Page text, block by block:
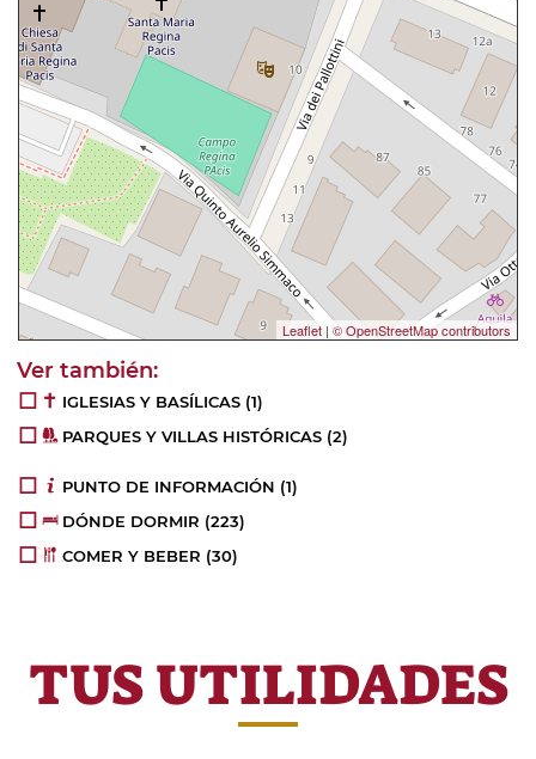
Leaflet | © OpenStreetMap contributors
IGLESIAS Y BASÍLICAS (1)
PARQUES Y VILLAS HISTÓRICAS (2)
PUNTO DE INFORMACIÓN (1)
DÓNDE DORMIR (223)
COMER Y BEBER (30)
TUS UTILIDADES